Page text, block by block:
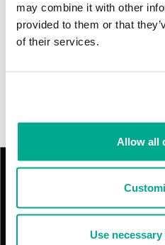
may combine it with other
provided to them or that
of their services.
Allow all
Use
Tácticas, técnicas y
APT asiáticos modernos